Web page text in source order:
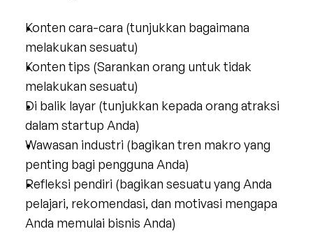
Konten cara-cara (tunjukkan bagaimana
melakukan sesuatu)
Konten tips (Sarankan orang untuk tidak
melakukan sesuatu)
Di balik layar (tunjukkan kepada orang atraksi
dalam startup Anda)
Wawasan industri (bagikan tren makro yang
penting bagi pengguna Anda)
Refleksi pendiri (bagikan sesuatu yang Anda
pelajari, rekomendasi, dan motivasi mengapa
Anda memulai bisnis Anda)